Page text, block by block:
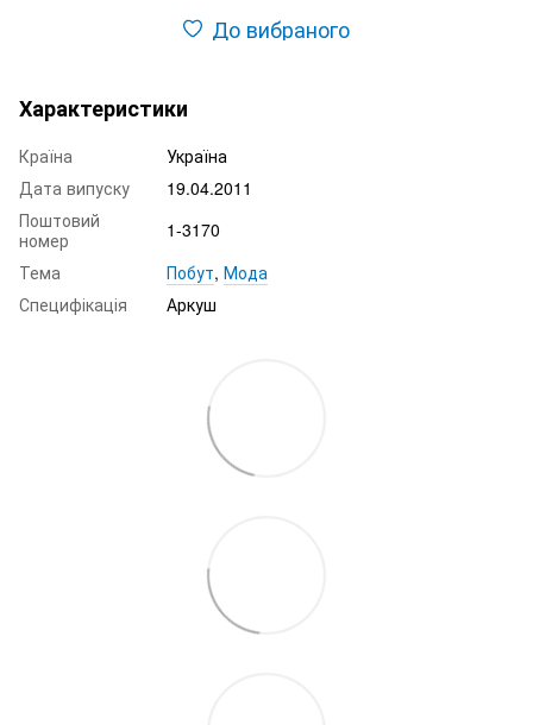
До вибраного
Характеристики
Країна
Україна
Дата випуску
19.04.2011
Поштовий
номер
1-3170
Тема
Побут, Мода
Специфікація
Аркуш